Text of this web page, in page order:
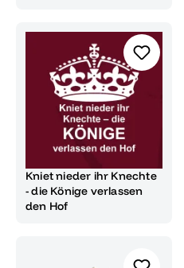
Kniet nieder ihr Knechte
- die Könige verlassen
den Hof